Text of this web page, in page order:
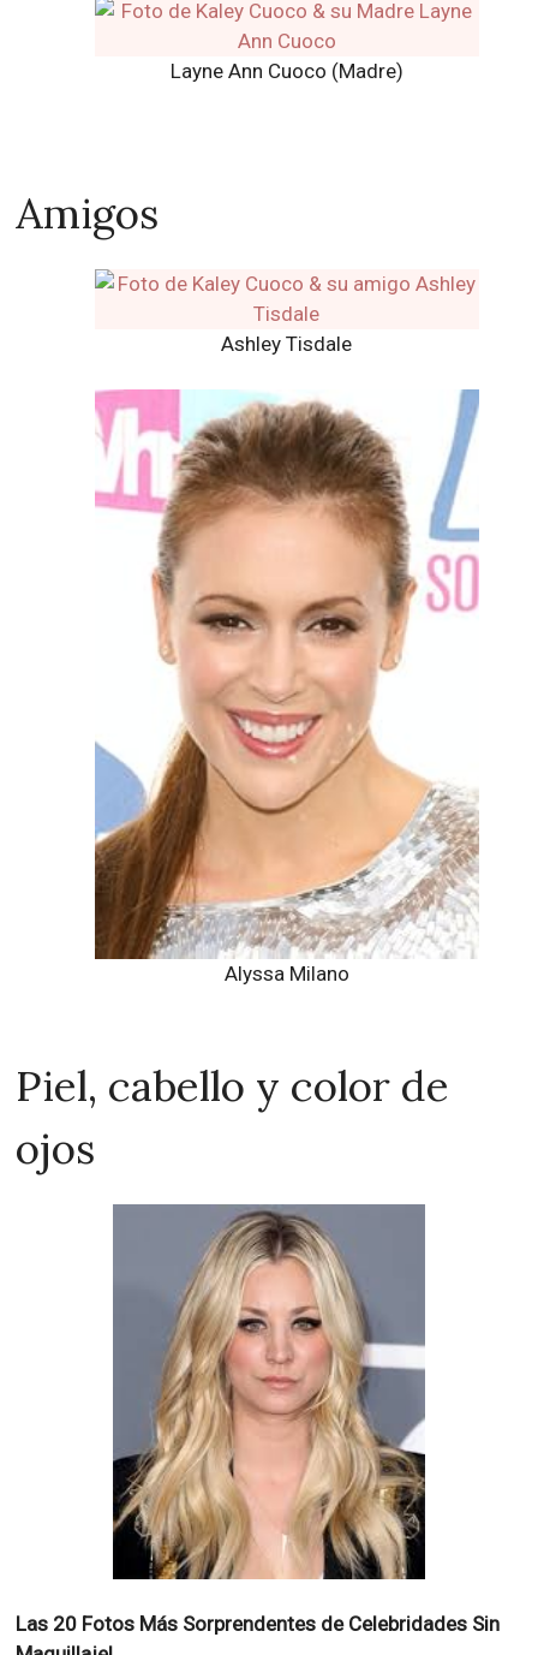
Layne Ann Cuoco (Madre)
Amigos
Ashley Tisdale
Alyssa Milano
Piel, cabello y color de
ojos
Las 20 Fotos Más Sorprendentes de Celebridades Sin